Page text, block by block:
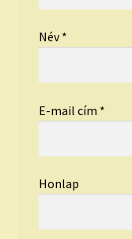
Név*
E-mail cím *
Honlap